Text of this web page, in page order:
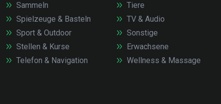
Sammeln
Spielzeuge & Basteln
Sport & Outdoor
Stellen & Kurse
Telefon & Navigation
Tiere
TV & Audio
Sonstige
Erwachsene
Wellness & Massage